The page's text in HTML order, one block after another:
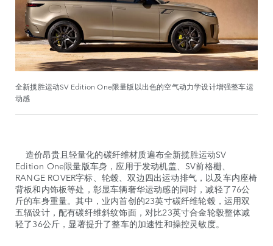
全新揽胜运动SV Edition One限量版以出色的空气动力学设计增强整车运
动感
造价昂贵且轻量化的碳纤维材质遍布全新揽胜运动SV
Edition One限量版车身，应用于发动机盖、SV前格栅、
RANGE ROVER字标、轮毂、双边四出运动排气，以及车内座椅
背板和内饰板等处，彰显车辆奢华运动感的同时，减轻了76公
斤的车身重量。其中，业内首创的23英寸碳纤维轮毂，运用双
五辐设计，配有碳纤维斜纹饰面，对比23英寸合金轮毂整体减
轻了36公斤，显著提升了整车的加速性和操控灵敏度。